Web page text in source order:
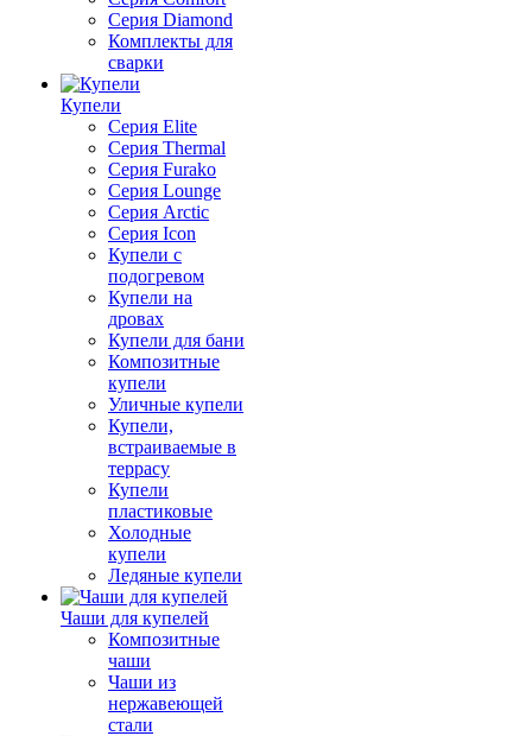
Серия Diamond
Комплекты для
сварки
Купели
Серия Elite
Серия Thermal
Серия Furako
Серия Lounge
Серия Arctic
Серия Icon
Купели с
подогревом
Купели на
дровах
Купели для бани
Композитные
купели
Уличные купели
Купели,
встраиваемые в
террасу
Купели
пластиковые
Холодные
купели
Ледяные купели
Чаши для купелей
Композитные
чаши
Чаши из
нержавеющей
стали